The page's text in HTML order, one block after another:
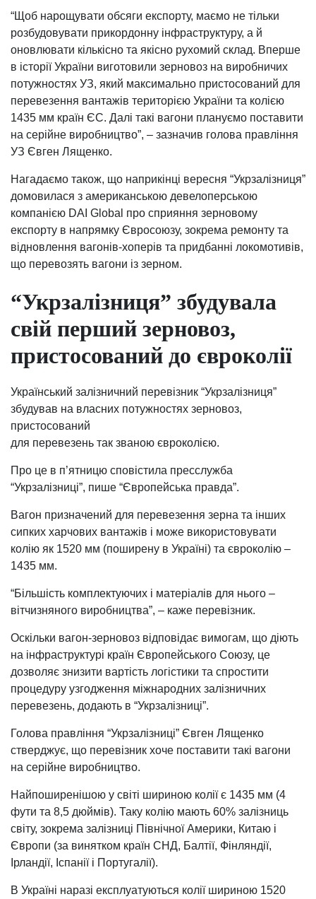
“Щоб нарощувати обсяги експорту, маємо не тільки
розбудовувати прикордонну інфраструктуру, а й
оновлювати кількісно та якісно рухомий склад. Вперше
в історії України виготовили зерновоз на виробничих
потужностях УЗ, який максимально пристосований для
перевезення вантажів територією України та колією
1435 мм країн ЄС. Далі такі вагони плануємо поставити
на серійне виробництво”, – зазначив голова правління
УЗ Євген Лященко.
Нагадаємо також, що наприкінці вересня “Укрзалізниця”
домовилася з американською девелоперською
компанією DAI Global про сприяння зерновому
експорту в напрямку Євросоюзу, зокрема ремонту та
відновлення вагонів-хоперів та придбанні локомотивів,
що перевозять вагони із зерном.
“Укрзалізниця” збудувала
свій перший зерновоз,
пристосований до євроколії
Український залізничний перевізник “Укрзалізниця”
збудував на власних потужностях зерновоз,
пристосований
для перевезень так званою євроколією.
Про це в п’ятницю сповістила пресслужба
“Укрзалізниці”, пише “Європейська правда”.
Вагон призначений для перевезення зерна та інших
сипких харчових вантажів і може використовувати
колію як 1520 мм (поширену в Україні) та євроколію –
1435 мм.
“Більшість комплектуючих і матеріалів для нього –
вітчизняного виробництва”, – каже перевізник.
Оскільки вагон-зерновоз відповідає вимогам, що діють
на інфраструктурі країн Європейського Союзу, це
дозволяє знизити вартість логістики та спростити
процедуру узгодження міжнародних залізничних
перевезень, додають в “Укрзалізниці”.
Голова правління “Укрзалізниці” Євген Лященко
стверджує, що перевізник хоче поставити такі вагони
на серійне виробництво.
Найпоширенішою у світі шириною колії є 1435 мм (4
фути та 8,5 дюймів). Таку колію мають 60% залізниць
світу, зокрема залізниці Північної Америки, Китаю і
Європи (за винятком країн СНД, Балтії, Фінляндії,
Ірландії, Іспанії і Португалії).
В Україні наразі експлуатуються колії шириною 1520